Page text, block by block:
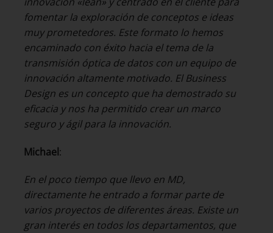
fomentar la exploración de conceptos e ideas
muy prometedores. Este formato lo hemos
encaminado con éxito hacia el tema de la
transmisión óptica de datos con un equipo de
innovación altamente motivado. El Business
Design es un concepto que ha demostrado su
eficacia y nos ha permitido crear un marco
seguro y ágil para la innovación.
Michael:
En el poco tiempo que llevo en MD,
directamente he entrado a formar parte de
varios proyectos de diferentes áreas. Existe un
gran interés en todos los departamentos, que